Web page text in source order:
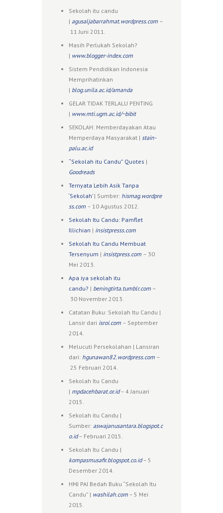
Sekolah itu candu
| agusaljabarrahmat.wordpress.com –
11 Juni 2011.
Masih Perlukah Sekolah?
| www.blogger-index.com
Sistem Pendidikan Indonesia
Memprihatinkan
| blog.unila.ac.id/amanda
GELAR TIDAK TERLALU PENTING
| www.mti.ugm.ac.id/~bibit
SEKOLAH: Memberdayakan Atau
Memperdaya Masyarakat | stain-
palu.ac.id
“Sekolah itu Candu” Quotes |
Goodreads
Ternyata Lebih Asik Tanpa
‘Sekolah’| Sumber: hismag.wordpre
ss.com – 10 Agustus 2012.
Sekolah Itu Candu: Pamflet
Illichian | insistpresss.com
Sekolah Itu Candu Membuat
Tersenyum | insistpress.com – 30
Mei 2013.
Apa iya sekolah itu
candu? | beningtirta.tumblr.com –
30 November 2013.
Catatan Buku: Sekolah Itu Candu |
Lansir dari isroi.com – September
2014.
Melucuti Persekolahan | Lansiran
dari: hgunawan82.wordpress.com –
25 Februari 2014.
Sekolah Itu Candu
| mpdacehbarat.or.id– 4 Januari
2015.
Sekolah itu Candu |
Sumber: aswajanusantara.blogspot.c
o.id– Februari 2015.
Sekolah Itu Candu |
kompasmusafir.blogspot.co.id– 5
Desember 2014.
HMJ PAI Bedah Buku “Sekolah Itu
Candu” | washilah.com – 5 Mei
2015.